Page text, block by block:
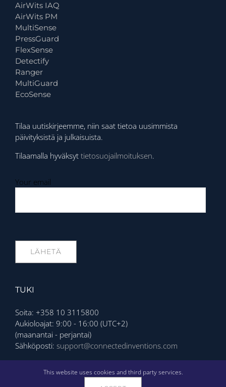
TUKI
Soita: +358 10 3115800
Aukioloajat: 9:00 - 16:00 (UTC+2)
(maanantai - perjantai)
Sähköposti: support@connectedinventions.com
AirWits IAQ
AirWits PM
MultiSense
PressGuard
FlexSense
Detectify
Ranger
MultiGuard
EcoSense
Tilaa uutiskirjeemme, niin saat tietoa uusimmista
päivityksistä ja julkaisuista.
Tilaamalla hyväksyt tietosuojailmoituksen.
Your email
This website uses cookies and third party services.